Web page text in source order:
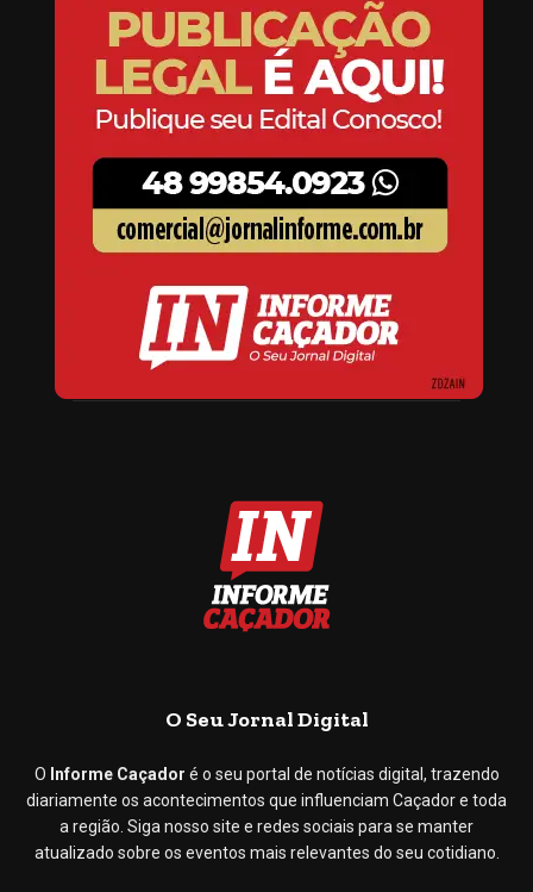
O Seu Jornal Digital
O Informe Caçador é o seu portal de notícias digital, trazendo
diariamente os acontecimentos que influenciam Caçador e toda
a região. Siga nosso site e redes sociais para se manter
atualizado sobre os eventos mais relevantes do seu cotidiano.